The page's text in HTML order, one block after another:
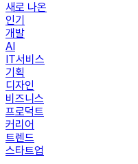
새로 나온
인기
개발
AI
IT서비스
기획
디자인
비즈니스
프로덕트
커리어
트렌드
스타트업